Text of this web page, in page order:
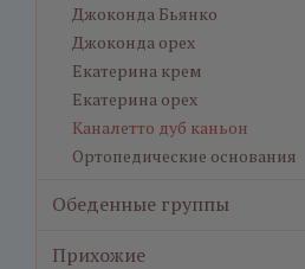
Джоконда Бьянко
Джоконда орех
Екатерина крем
Екатерина орех
Каналетто дуб каньон
Ортопедические основания
Обеденные группы
Прихожие